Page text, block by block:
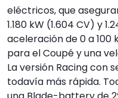
eléctricos, que
1.180 kW (1.604 CV) y
aceleración de 0 a 100
para el Coupé y una
La versión Racing con
todavía más rápida.